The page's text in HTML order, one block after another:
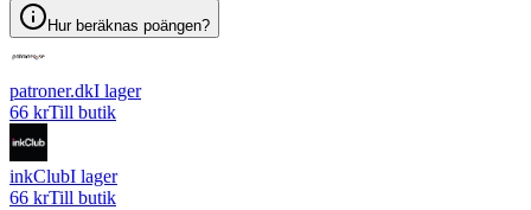
Hur beräknas poängen?
patroner.dkI lager
66 krTill butik
inkClubI lager
66 krTill butik